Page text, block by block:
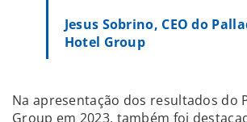
Jesus Sobrino, CEO do
Hotel Group
Na apresentação dos resultados do
Group em 2023, também foi